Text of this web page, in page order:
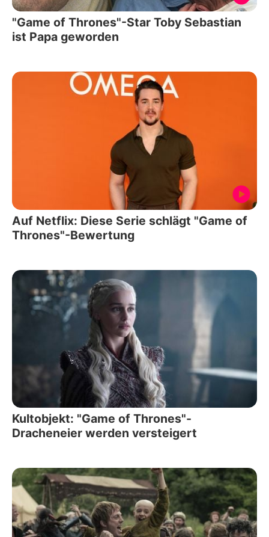
"Game of Thrones"-Star Toby Sebastian
ist Papa geworden
Auf Netflix: Diese Serie schlägt "Game of
Thrones"-Bewertung
Kultobjekt: "Game of Thrones"-
Dracheneier werden versteigert